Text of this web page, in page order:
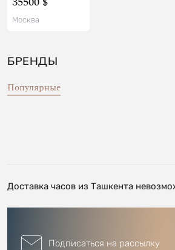
Москва
БРЕНДЫ
Популярные
Доставка часов из Ташкента
Подписаться на рассылку